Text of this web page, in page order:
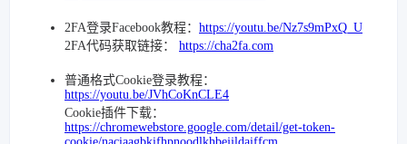
2FA登录Facebook教程： https://youtu.be/Nz7s9mPxQ_U
2FA代码获取链接： https://cha2fa.com
普通格式Cookie登录教程：
https://youtu.be/JVhCoKnCLE4
Cookie插件下载：
https://chromewebstore.google.com/detail/get-token-